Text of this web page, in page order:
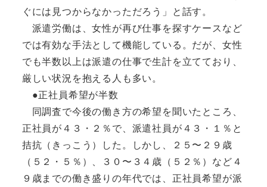
ぐには見つからなかっただろう」と話す。
派遣労働は、女性が再び仕事を探すケースなど
では有効な手法として機能している。だが、女性
でも半数以上は派遣の仕事で生計を立てており、
厳しい状況を抱える人も多い。
●正社員希望が半数
同調査で今後の働き方の希望を聞いたところ、
正社員が４３・２％で、派遣社員が４３・１％と
拮抗（きっこう）した。しかし、２５〜２９歳
（５２・５％）、３０〜３４歳（５２％）など４
９歳までの働き盛りの年代では、正社員希望が派